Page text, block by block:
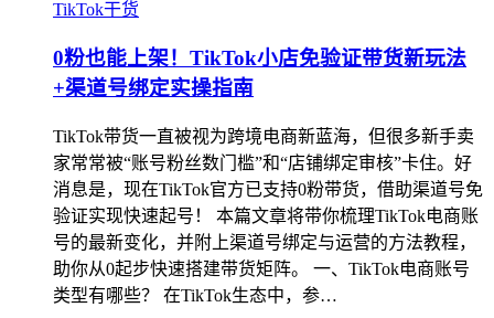
TikTok干货
0粉也能上架！TikTok小店免验证带货新玩法
+渠道号绑定实操指南
TikTok带货一直被视为跨境电商新蓝海，但很多新手卖
家常常被“账号粉丝数门槛”和“店铺绑定审核”卡住。好
消息是，现在TikTok官方已支持0粉带货，借助渠道号免
验证实现快速起号！ 本篇文章将带你梳理TikTok电商账
号的最新变化，并附上渠道号绑定与运营的方法教程，
助你从0起步快速搭建带货矩阵。 一、TikTok电商账号
类型有哪些？ 在TikTok生态中，参…